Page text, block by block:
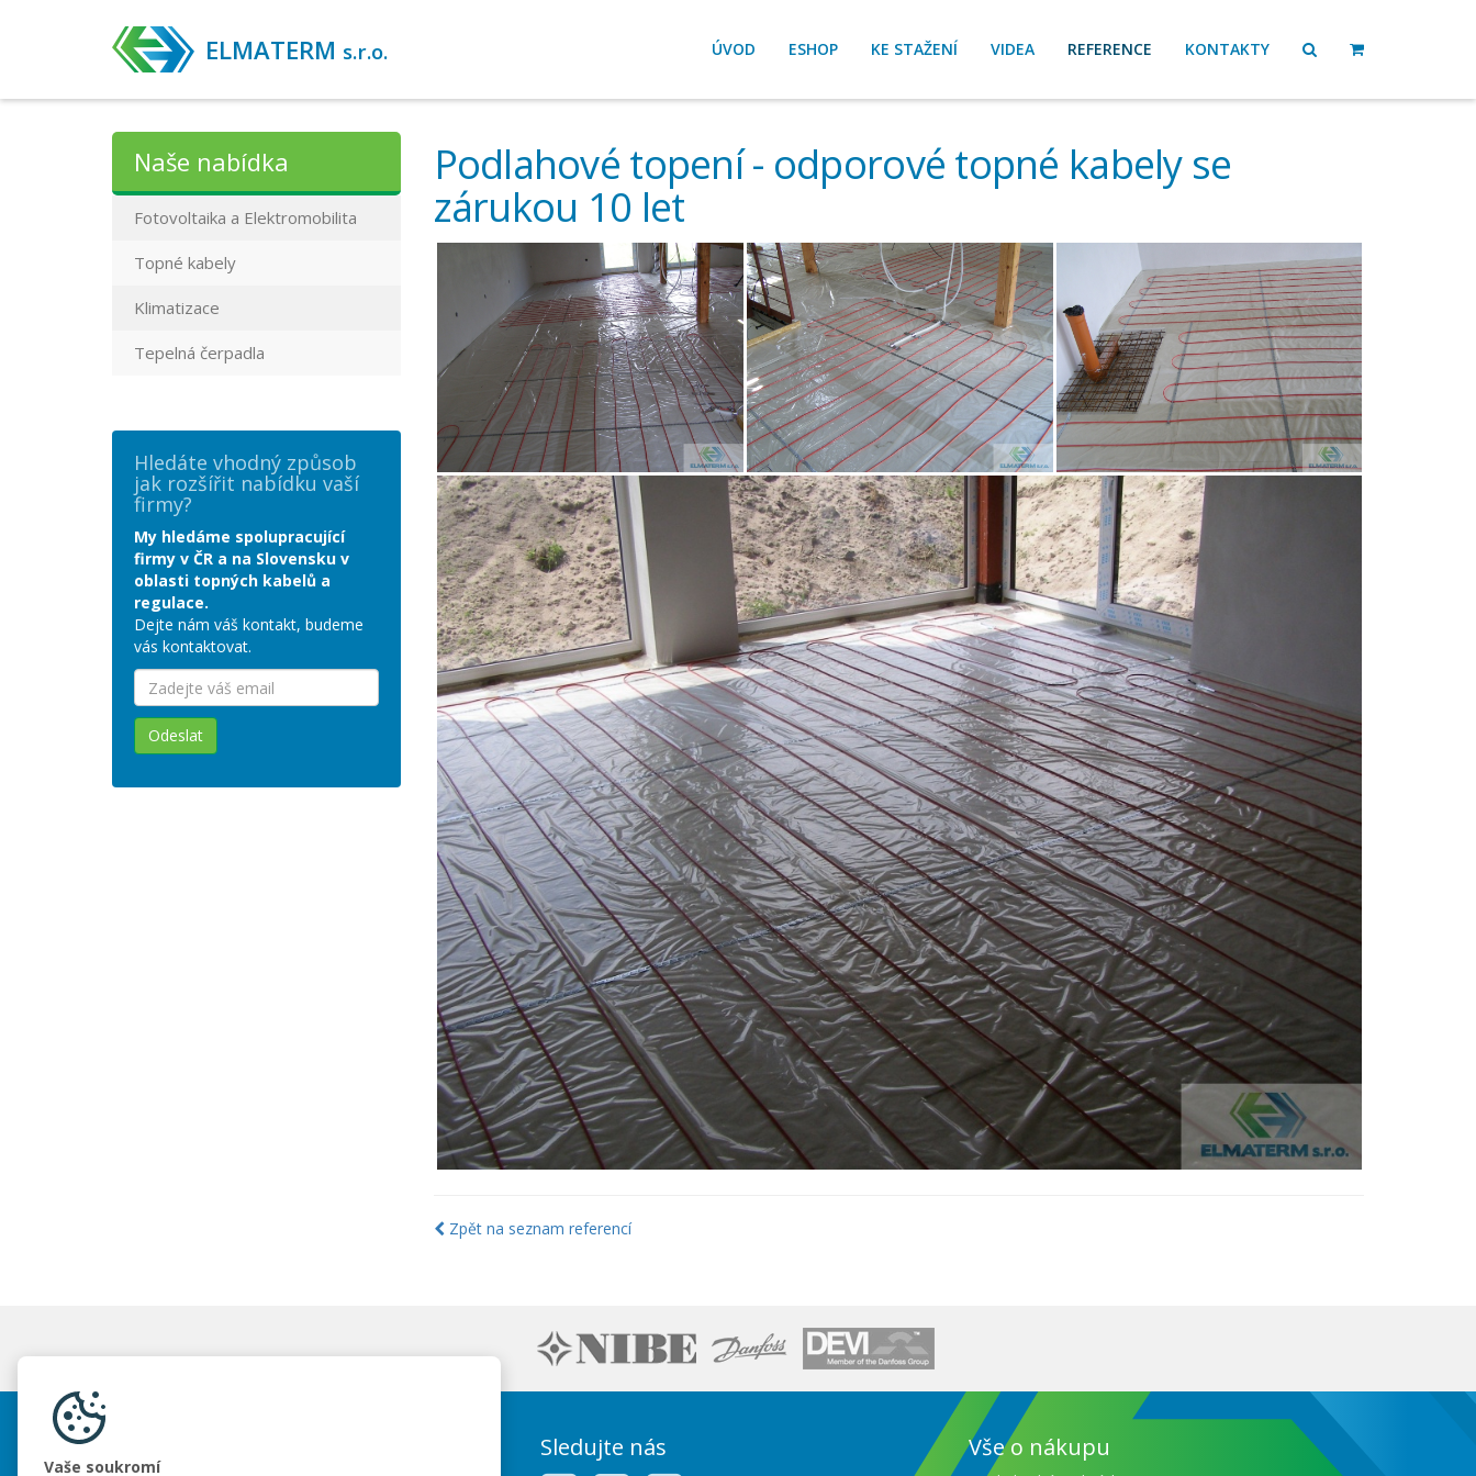
ELMATERM s.r.o. ÚVOD ESHOP KE STAŽENÍ VIDEA REFERENCE KONTAKTY
Podlahové topení - odporové topné kabely se
zárukou 10 let
Zpět na seznam referencí
Naše nabídka
Fotovoltaika a Elektromobilita
Topné kabely
Klimatizace
Tepelná čerpadla
Hledáte vhodný způsob
jak rozšířit nabídku vaší
firmy?
My hledáme spolupracující
firmy v ČR a na Slovensku v
oblasti topných kabelů a
regulace.
Dejte nám váš kontakt, budeme
vás kontaktovat.
Odeslat
Sledujte nás Vše o nákupu
Vaše soukromí